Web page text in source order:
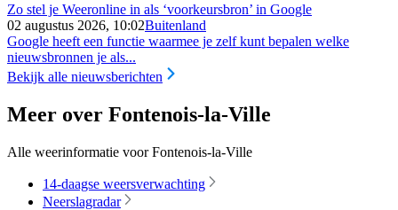
Zo stel je Weeronline in als ‘voorkeursbron’ in Google
02 augustus 2026, 10:02Buitenland
Google heeft een functie waarmee je zelf kunt bepalen welke
nieuwsbronnen je als...
Bekijk alle nieuwsberichten
Meer over Fontenois-la-Ville
Alle weerinformatie voor Fontenois-la-Ville
14-daagse weersverwachting
Neerslagradar